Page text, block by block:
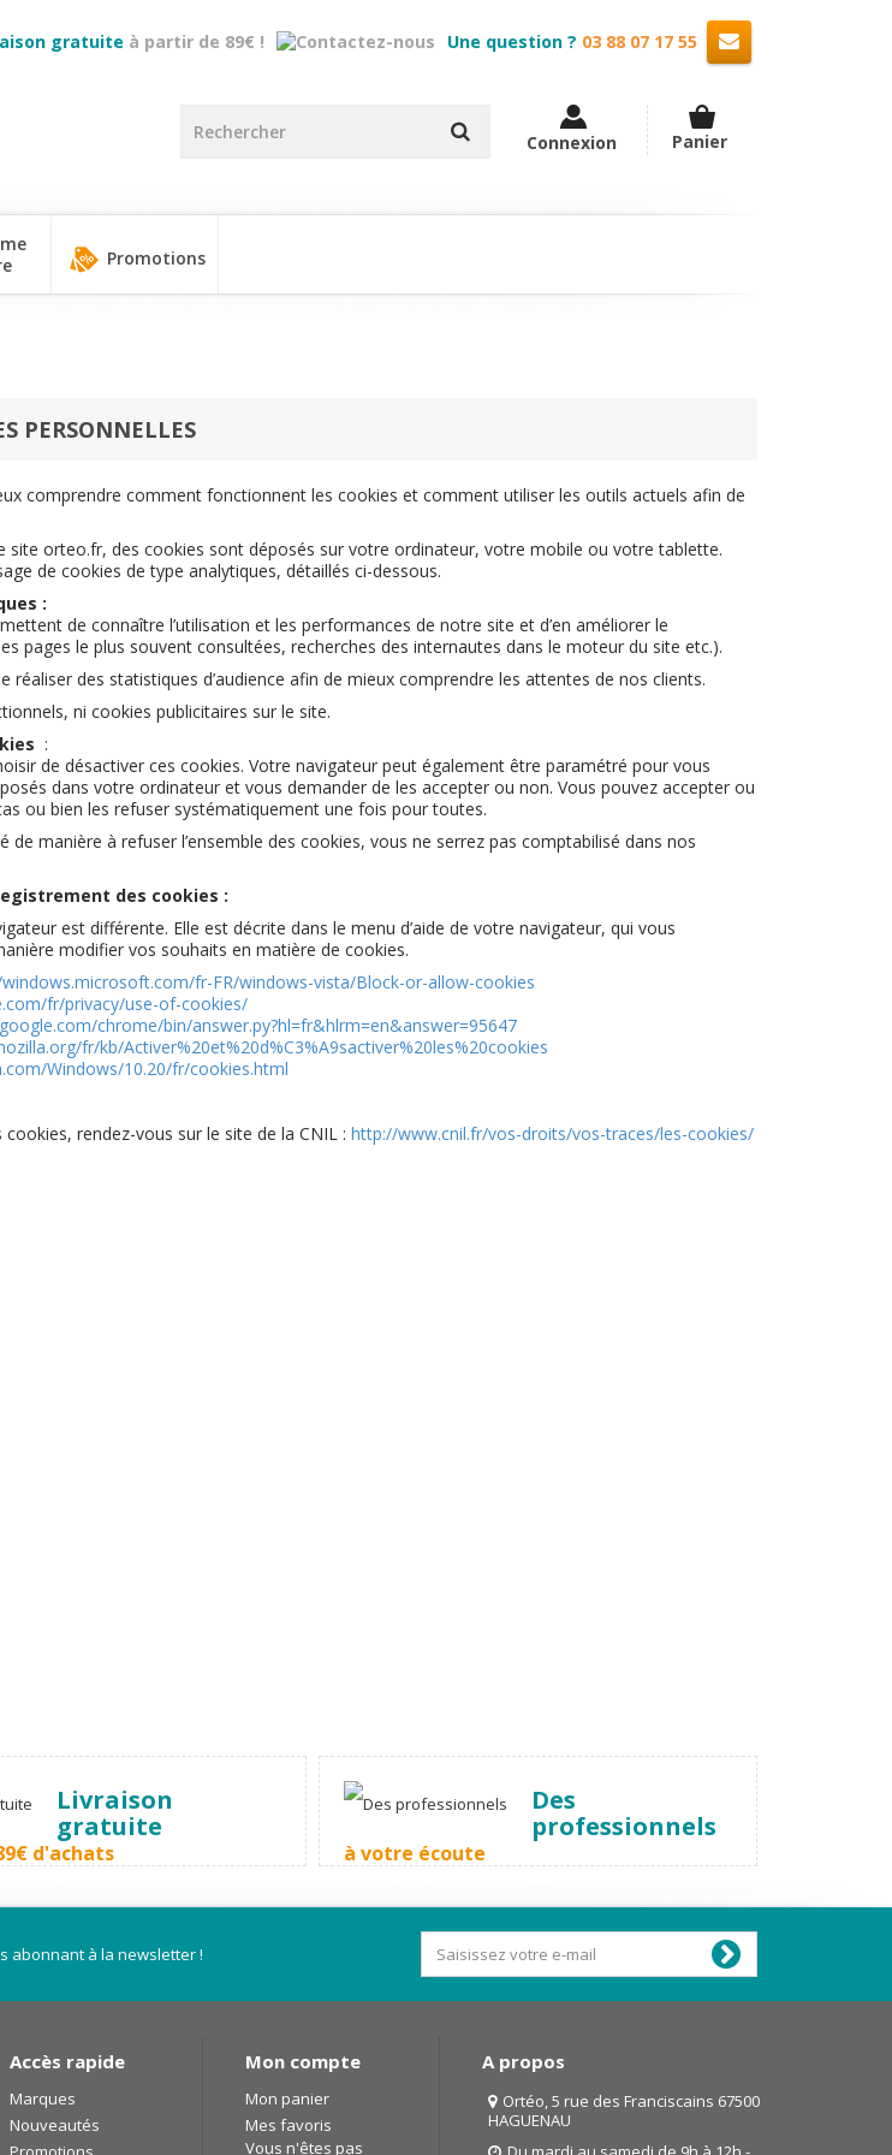
gratuite à partir de 89€ ! Une question ? 03 88 07 17 55
Panier
Connexion
Promotions
PERSONNELLES
comprendre comment fonctionnent les cookies et comment utiliser les outils actuels afin de
site orteo.fr, des cookies sont déposés sur votre ordinateur, votre mobile ou votre tablette.
de cookies de type analytiques, détaillés ci-dessous.
:
de connaître l’utilisation et les performances de notre site et d’en améliorer le
pages le plus souvent consultées, recherches des internautes dans le moteur du site etc.).
réaliser des statistiques d’audience afin de mieux comprendre les attentes de nos clients.
ni cookies publicitaires sur le site.
:
de désactiver ces cookies. Votre navigateur peut également être paramétré pour vous
dans votre ordinateur et vous demander de les accepter ou non. Vous pouvez accepter ou
ou bien les refuser systématiquement une fois pour toutes.
de manière à refuser l’ensemble des cookies, vous ne serrez pas comptabilisé dans nos
des cookies :
est différente. Elle est décrite dans le menu d’aide de votre navigateur, qui vous
modifier vos souhaits en matière de cookies.
fr-FR/windows-vista/Block-or-allow-cookies
fr/privacy/use-of-cookies/
chrome/bin/answer.py?hl=fr&hlrm=en&answer=95647
fr/kb/Activer%20et%20d%C3%A9sactiver%20les%20cookies
Windows/10.20/fr/cookies.html
rendez-vous sur le site de la CNIL : http://www.cnil.fr/vos-droits/vos-traces/les-cookies/
Livraison
gratuite
d'achats
Des
professionnels
à votre écoute
abonnant à la newsletter !
Accès rapide
Marques
Nouveautés
Mon compte
Mon panier
Mes favoris
Vous n'êtes pas
A propos
Ortéo, 5 rue des Franciscains 67500
HAGUENAU